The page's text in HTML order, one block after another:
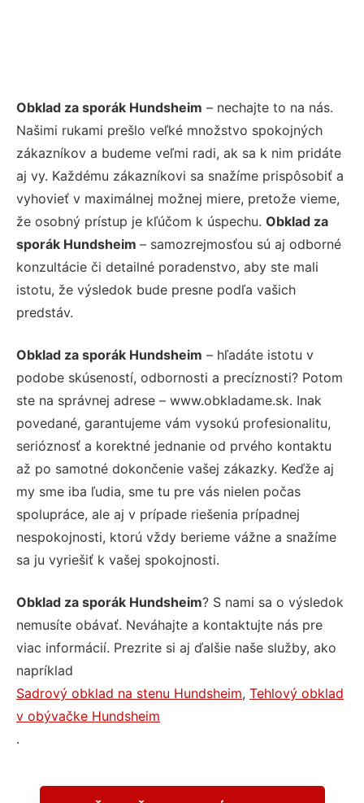
Obklad za sporák Hundsheim – nechajte to na nás.
Našimi rukami prešlo veľké množstvo spokojných
zákazníkov a budeme veľmi radi, ak sa k nim pridáte
aj vy. Každému zákazníkovi sa snažíme prispôsobiť a
vyhovieť v maximálnej možnej miere, pretože vieme,
že osobný prístup je kľúčom k úspechu. Obklad za
sporák Hundsheim – samozrejmosťou sú aj odborné
konzultácie či detailné poradenstvo, aby ste mali
istotu, že výsledok bude presne podľa vašich
predstáv.
Obklad za sporák Hundsheim – hľadáte istotu v
podobe skúseností, odbornosti a precíznosti? Potom
ste na správnej adrese – www.obkladame.sk. Inak
povedané, garantujeme vám vysokú profesionalitu,
serióznosť a korektné jednanie od prvého kontaktu
až po samotné dokončenie vašej zákazky. Keďže aj
my sme iba ľudia, sme tu pre vás nielen počas
spolupráce, ale aj v prípade riešenia prípadnej
nespokojnosti, ktorú vždy berieme vážne a snažíme
sa ju vyriešiť k vašej spokojnosti.
Obklad za sporák Hundsheim? S nami sa o výsledok
nemusíte obávať. Neváhajte a kontaktujte nás pre
viac informácií. Prezrite si aj ďalšie naše služby, ako
napríklad
Sadrový obklad na stenu Hundsheim, Tehlový obklad
v obývačke Hundsheim
.